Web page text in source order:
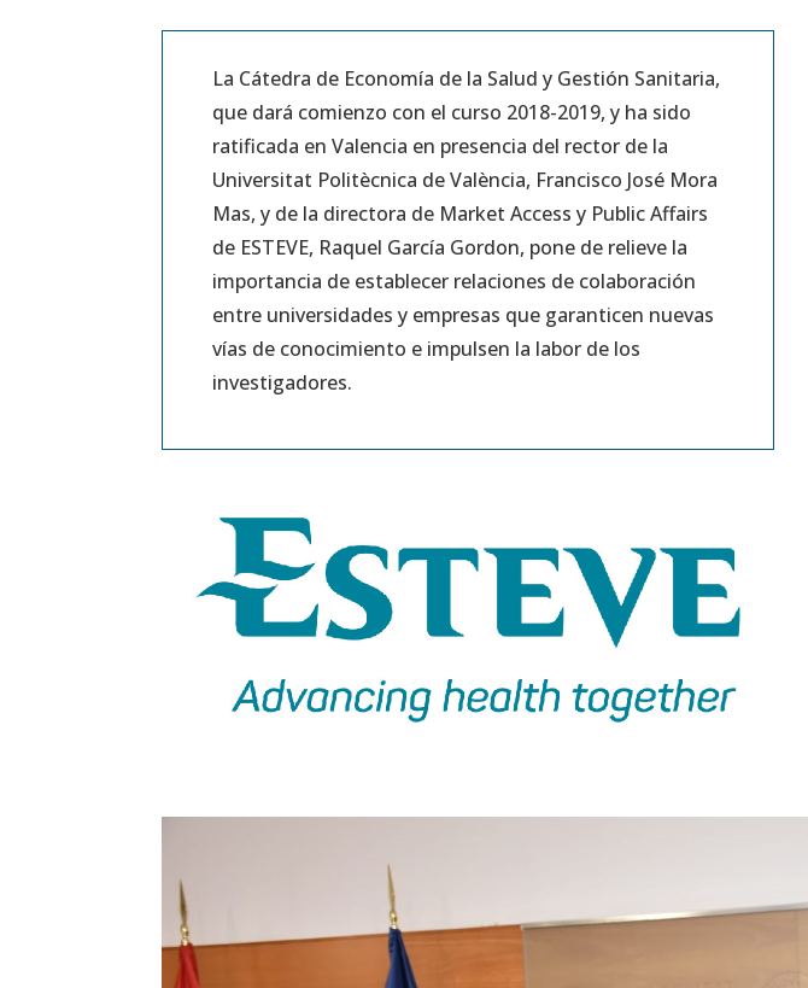
La Cátedra de Economía de la Salud y Gestión Sanitaria,
que dará comienzo con el curso 2018-2019, y ha sido
ratificada en Valencia en presencia del rector de la
Universitat Politècnica de València, Francisco José Mora
Mas, y de la directora de Market Access y Public Affairs
de ESTEVE, Raquel García Gordon, pone de relieve la
importancia de establecer relaciones de colaboración
entre universidades y empresas que garanticen nuevas
vías de conocimiento e impulsen la labor de los
investigadores.